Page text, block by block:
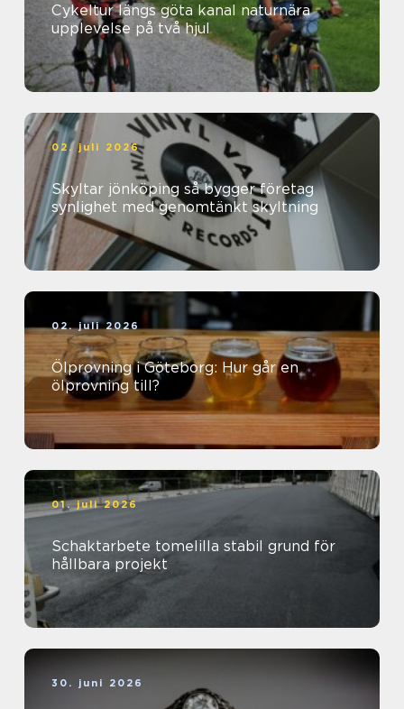
Cykeltur längs göta kanal naturnära
upplevelse på två hjul
02. juli 2026
Skyltar jönköping så bygger företag
synlighet med genomtänkt skyltning
02. juli 2026
Ölprovning i Göteborg: Hur går en
ölprovning till?
01. juli 2026
Schaktarbete tomelilla stabil grund för
hållbara projekt
30. juni 2026